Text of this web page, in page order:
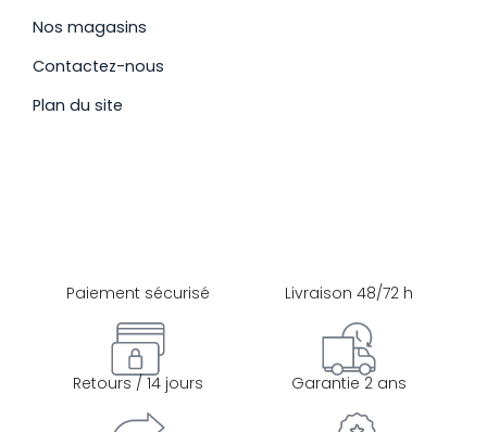
Nos magasins
Contactez-nous
Plan du site
Paiement sécurisé Livraison 48/72 h
Retours / 14 jours Garantie 2 ans